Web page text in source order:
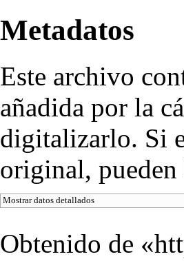
Metadatos
Este archivo
añadida por la
digitalizarlo. Si
original, pueden
Mostrar datos detallados
Obtenido de «